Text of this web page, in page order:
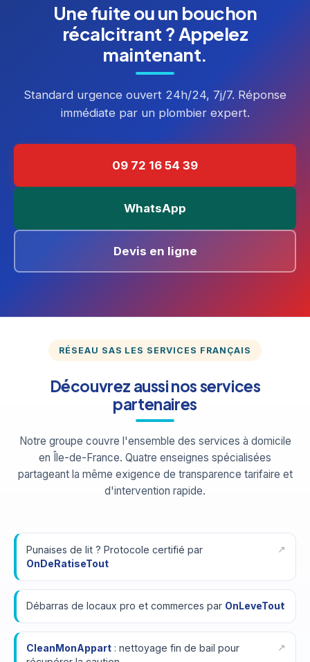
Une fuite ou un bouchon
récalcitrant ? Appelez
maintenant.
Standard urgence ouvert 24h/24, 7j/7. Réponse
immédiate par un plombier expert.
09 72 16 54 39
WhatsApp
Devis en ligne
RÉSEAU SAS LES SERVICES FRANÇAIS
Découvrez aussi nos services
partenaires
Notre groupe couvre l'ensemble des services à domicile
en Île-de-France. Quatre enseignes spécialisées
partageant la même exigence de transparence tarifaire et
d'intervention rapide.
Punaises de lit ? Protocole certifié par
OnDeRatiseTout
Débarras de locaux pro et commerces par OnLeveTout
CleanMonAppart: nettoyage fin de bail pour